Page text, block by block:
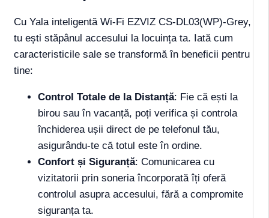
Cu Yala inteligentă Wi-Fi EZVIZ CS-DL03(WP)-Grey,
tu ești stăpânul accesului la locuința ta. Iată cum
caracteristicile sale se transformă în beneficii pentru
tine:
Control Totale de la Distanță: Fie că ești la
birou sau în vacanță, poți verifica și controla
închiderea ușii direct de pe telefonul tău,
asigurându-te că totul este în ordine.
Confort și Siguranță: Comunicarea cu
vizitatorii prin soneria încorporată îți oferă
controlul asupra accesului, fără a compromite
siguranța ta.